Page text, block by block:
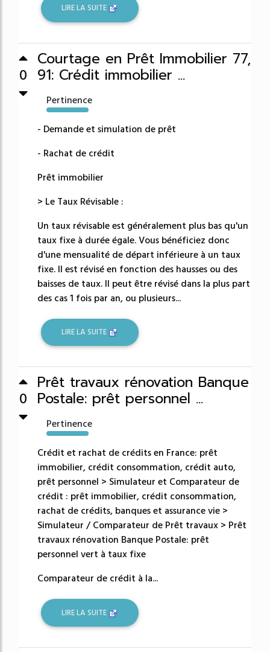
LIRE LA SUITE
0
Courtage en Prêt Immobilier 77,
91: Crédit immobilier ...
Pertinence
50486%
- Demande et simulation de prêt
- Rachat de crédit
Prêt immobilier
> Le Taux Révisable :
Un taux révisable est généralement plus bas qu'un
taux fixe à durée égale. Vous bénéficiez donc
d'une mensualité de départ inférieure à un taux
fixe. Il est révisé en fonction des hausses ou des
baisses de taux. Il peut être révisé dans la plus part
des cas 1 fois par an, ou plusieurs...
LIRE LA SUITE
0
Prêt travaux rénovation Banque
Postale: prêt personnel ...
Pertinence
49380%
Crédit et rachat de crédits en France: prêt
immobilier, crédit consommation, crédit auto,
prêt personnel > Simulateur et Comparateur de
crédit : prêt immobilier, crédit consommation,
rachat de crédits, banques et assurance vie >
Simulateur / Comparateur de Prêt travaux > Prêt
travaux rénovation Banque Postale: prêt
personnel vert à taux fixe
Comparateur de crédit à la...
LIRE LA SUITE